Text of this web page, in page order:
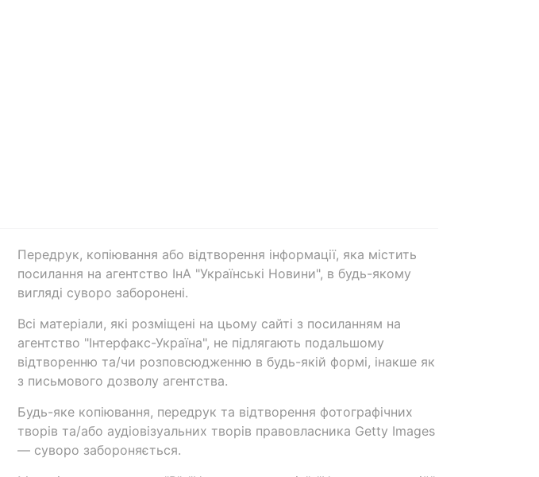
Передрук, копіювання або відтворення інформації, яка містить
посилання на агентство ІнА "Українські Новини", в будь-якому
вигляді суворо заборонені.
Всі матеріали, які розміщені на цьому сайті з посиланням на
агентство "Інтерфакс-Україна", не підлягають подальшому
відтворенню та/чи розповсюдженню в будь-якій формі, інакше як
з письмового дозволу агентства.
Будь-яке копіювання, передрук та відтворення фотографічних
творів та/або аудіовізуальних творів правовласника Getty Images
— суворо забороняється.